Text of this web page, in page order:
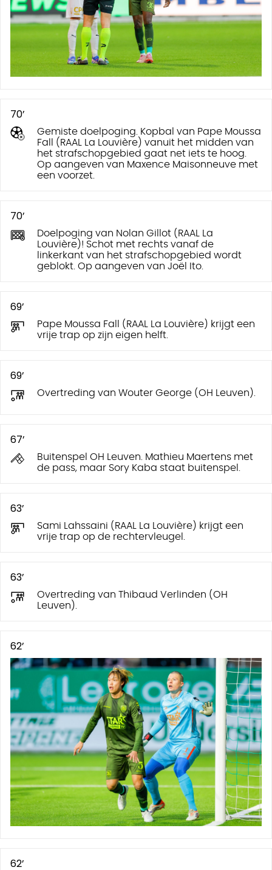
70’
Gemiste doelpoging. Kopbal van Pape Moussa
Fall (RAAL La Louvière) vanuit het midden van
het strafschopgebied gaat net iets te hoog.
Op aangeven van Maxence Maisonneuve met
een voorzet.
70’
Doelpoging van Nolan Gillot (RAAL La
Louvière)! Schot met rechts vanaf de
linkerkant van het strafschopgebied wordt
geblokt. Op aangeven van Joël Ito.
69’
Pape Moussa Fall (RAAL La Louvière) krijgt een
vrije trap op zijn eigen helft.
69’
Overtreding van Wouter George (OH Leuven).
67’
Buitenspel OH Leuven. Mathieu Maertens met
de pass, maar Sory Kaba staat buitenspel.
63’
Sami Lahssaini (RAAL La Louvière) krijgt een
vrije trap op de rechtervleugel.
63’
Overtreding van Thibaud Verlinden (OH
Leuven).
62’
62’